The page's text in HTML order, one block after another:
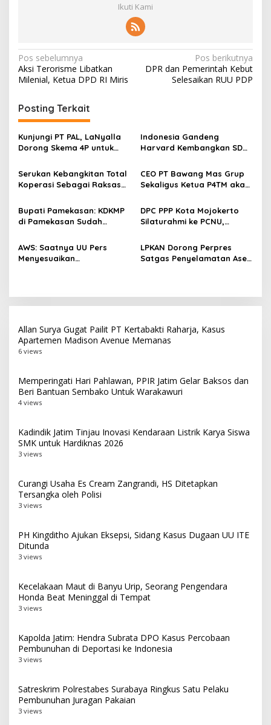
Ikuti Kami
N
a
i
g
a
i
o
s
Pos sebelumnya
Aksi Terorisme Libatkan
Milenial, Ketua DPD RI Miris
Pos berikutnya
DPR dan Pemerintah Kebut
Selesaikan RUU PDP
Posting Terkait
Kunjungi PT PAL, LaNyalla
Dorong Skema 4P untuk
Nasional
Indonesia Gandeng
Harvard Kembangkan SDM
Dunia
Serukan Kebangkitan Total
Koperasi Sebagai Raksasa
79
CEO PT Bawang Mas Grup
Sekaligus Ketua P4TM akan
Tembakau di Madura
Bupati Pamekasan: KDKMP
di Pamekasan Sudah
Selesai Akhir Juli 2026
DPC PPP Kota Mojokerto
Silaturahmi ke PCNU,
Masyarakat
AWS: Saatnya UU Pers
Menyesuaikan
LPKAN Dorong Perpres
Satgas Penyelamatan Aset
Allan Surya Gugat Pailit PT Kertabakti Raharja, Kasus
Apartemen Madison Avenue Memanas
6 views
Memperingati Hari Pahlawan, PPIR Jatim Gelar Baksos dan
Beri Bantuan Sembako Untuk Warakawuri
4 views
Kadindik Jatim Tinjau Inovasi Kendaraan Listrik Karya Siswa
SMK untuk Hardiknas 2026
3 views
Curangi Usaha Es Cream Zangrandi, HS Ditetapkan
Tersangka oleh Polisi
3 views
PH Kingditho Ajukan Eksepsi, Sidang Kasus Dugaan UU ITE
Ditunda
3 views
Kecelakaan Maut di Banyu Urip, Seorang Pengendara
Honda Beat Meninggal di Tempat
3 views
Kapolda Jatim: Hendra Subrata DPO Kasus Percobaan
Pembunuhan di Deportasi ke Indonesia
3 views
Satreskrim Polrestabes Surabaya Ringkus Satu Pelaku
Pembunuhan Juragan Pakaian
3 views